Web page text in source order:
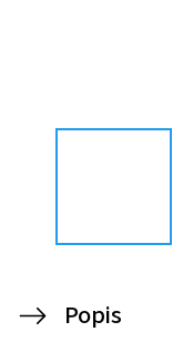
Popis